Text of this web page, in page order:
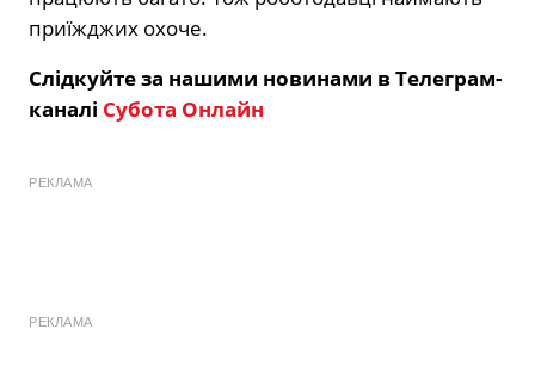
приїжджих охоче.
Слідкуйте за нашими новинами в Телеграм-
каналі Субота Онлайн
РЕКЛАМА
РЕКЛАМА